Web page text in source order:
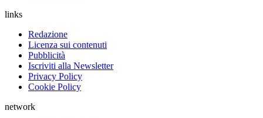
links
Redazione
Licenza sui contenuti
Pubblicità
Iscriviti alla Newsletter
Privacy Policy
Cookie Policy
network